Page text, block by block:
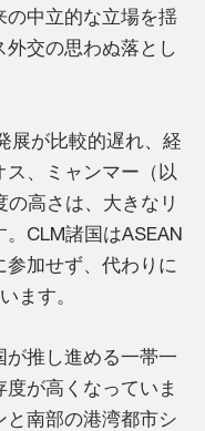
の中立的な立場を揺
交の思わぬ落とし
展が比較的遅れ、経
、ミャンマー（以
高さは、大きなリ
CLM諸国はASEAN
参加せず、代わりに
ます。
推し進める一帯一
が高くなっていま
南部の港湾都市シ